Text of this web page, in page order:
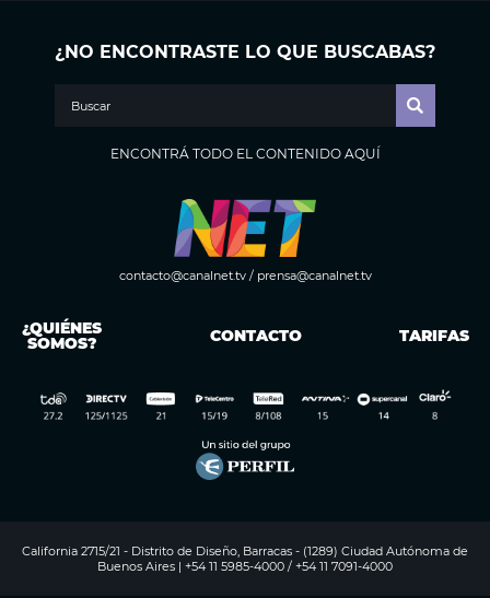
¿NO ENCONTRASTE LO QUE BUSCABAS?
ENCONTRÁ TODO EL CONTENIDO AQUÍ
contacto@canalnet.tv/ prensa@canalnet.tv
¿QUIÉNES
SOMOS? CONTACTO TARIFAS
California 2715/21 - Distrito de Diseño, Barracas - (1289) Ciudad Autónoma de
Buenos Aires | +54 11 5985-4000 / +54 11 7091-4000